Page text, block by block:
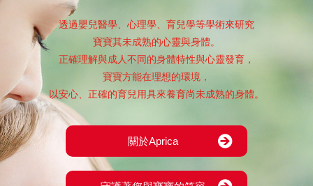
透過嬰兒醫學、心理學、育兒學等學術來研究
寶寶其未成熟的心靈與身體。
正確理解與成人不同的身體特性與心靈發育，
寶寶方能在理想的環境，
以安心、正確的育兒用具來養育尚未成熟的身體。
關於Aprica